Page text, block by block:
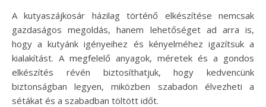
A kutyaszájkosár házilag történő elkészítése nemcsak
gazdaságos megoldás, hanem lehetőséget ad arra is,
hogy a kutyánk igényeihez és kényelméhez igazítsuk a
kialakítást. A megfelelő anyagok, méretek és a gondos
elkészítés révén biztosíthatjuk, hogy kedvencünk
biztonságban legyen, miközben szabadon élvezheti a
sétákat és a szabadban töltött időt.